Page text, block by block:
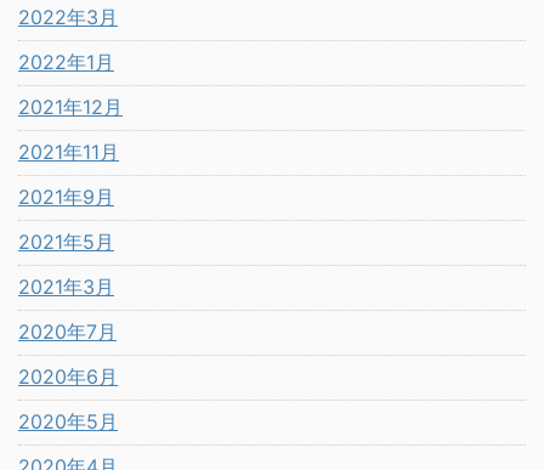
2022年3月
2022年1月
2021年12月
2021年11月
2021年9月
2021年5月
2021年3月
2020年7月
2020年6月
2020年5月